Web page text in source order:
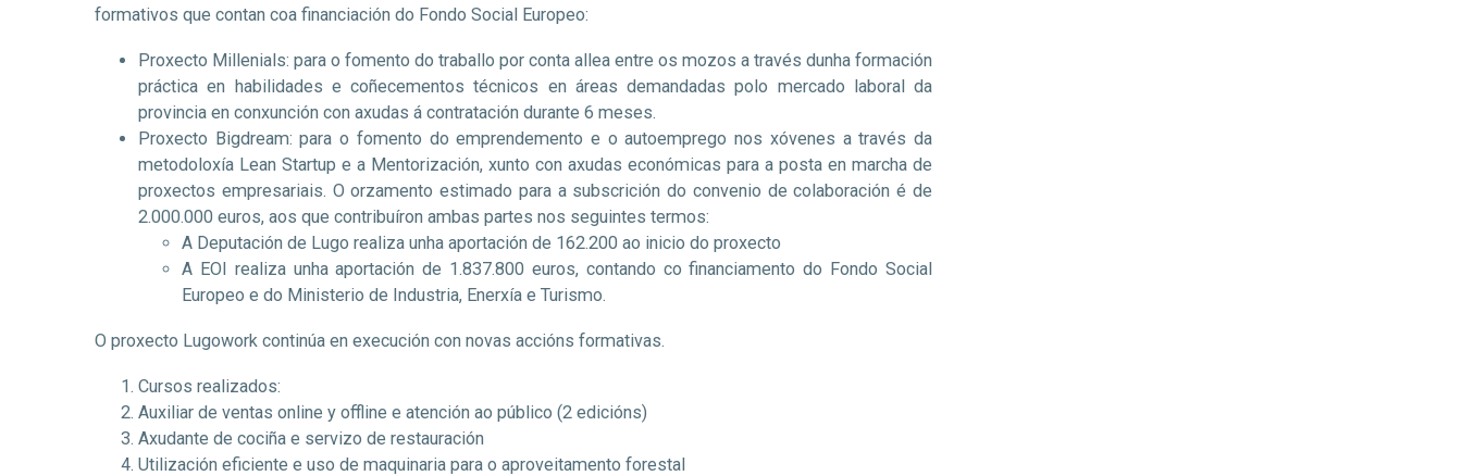
formativos que contan coa financiación do Fondo Social Europeo:
Proxecto Millenials: para o fomento do traballo por conta allea entre os mozos a través dunha formación
práctica en habilidades e coñecementos técnicos en áreas demandadas polo mercado laboral da
provincia en conxunción con axudas á contratación durante 6 meses.
Proxecto Bigdream: para o fomento do emprendemento e o autoemprego nos xóvenes a través da
metodoloxía Lean Startup e a Mentorización, xunto con axudas económicas para a posta en marcha de
proxectos empresariais. O orzamento estimado para a subscrición do convenio de colaboración é de
2.000.000 euros, aos que contribuíron ambas partes nos seguintes termos:
A Deputación de Lugo realiza unha aportación de 162.200 ao inicio do proxecto
A EOI realiza unha aportación de 1.837.800 euros, contando co financiamento do Fondo Social
Europeo e do Ministerio de Industria, Enerxía e Turismo.
O proxecto Lugowork continúa en execución con novas accións formativas.
Cursos realizados:
Auxiliar de ventas online y offline e atención ao público (2 edicións)
Axudante de cociña e servizo de restauración
Utilización eficiente e uso de maquinaria para o aproveitamento forestal